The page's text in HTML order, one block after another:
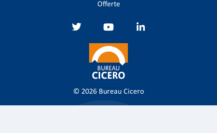
© 2026 Bureau Cicero
Offerte